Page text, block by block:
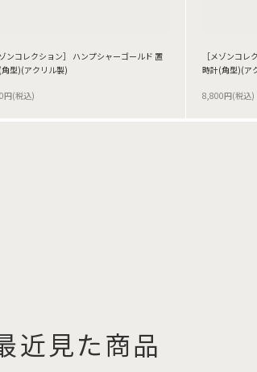
ゾンコレクション］ ハンプシャーゴールド 置
型)(アクリル製)
円(税込)
［メゾンコレ
時計(角型)(ア
8,800円(税込)
近見た商品